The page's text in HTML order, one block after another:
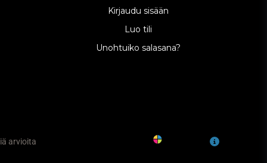
Kirjaudu sisään
Luo tili
Unohtuiko salasana?